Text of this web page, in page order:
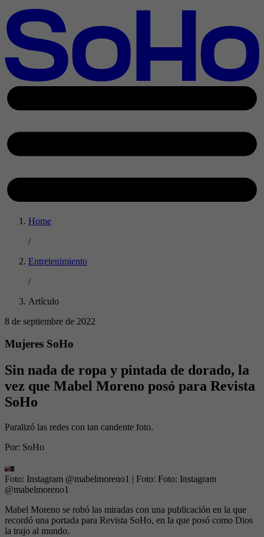
Home
/
Entretenimiento
/
Artículo
8 de septiembre de 2022
Mujeres SoHo
Sin nada de ropa y pintada de dorado, la
vez que Mabel Moreno posó para Revista
SoHo
Paralizó las redes con tan candente foto.
Por: SoHo
Foto: Instagram @mabelmoreno1 | Foto: Foto: Instagram
@mabelmoreno1
Mabel Moreno se robó las miradas con una publicación en la que
recordó una portada para Revista SoHo, en la que posó como Dios
la trajo al mundo.